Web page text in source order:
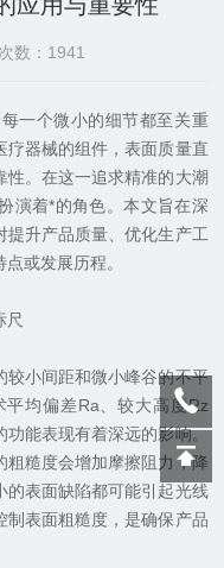
数：1941
一个微小的细节都至关重
疗器械的组件，表面质量直
性。在这一追求精准的大潮
演着*的角色。本文旨在深
提升产品质量、优化生产工
或发展历程。
尺
小间距和微小峰谷的不平
均偏差Ra、较大高度Rz
功能表现有着深远的影响。
粗糙度会增加摩擦阻力，降
的表面缺陷都可能引起光线
制表面粗糙度，是确保产品